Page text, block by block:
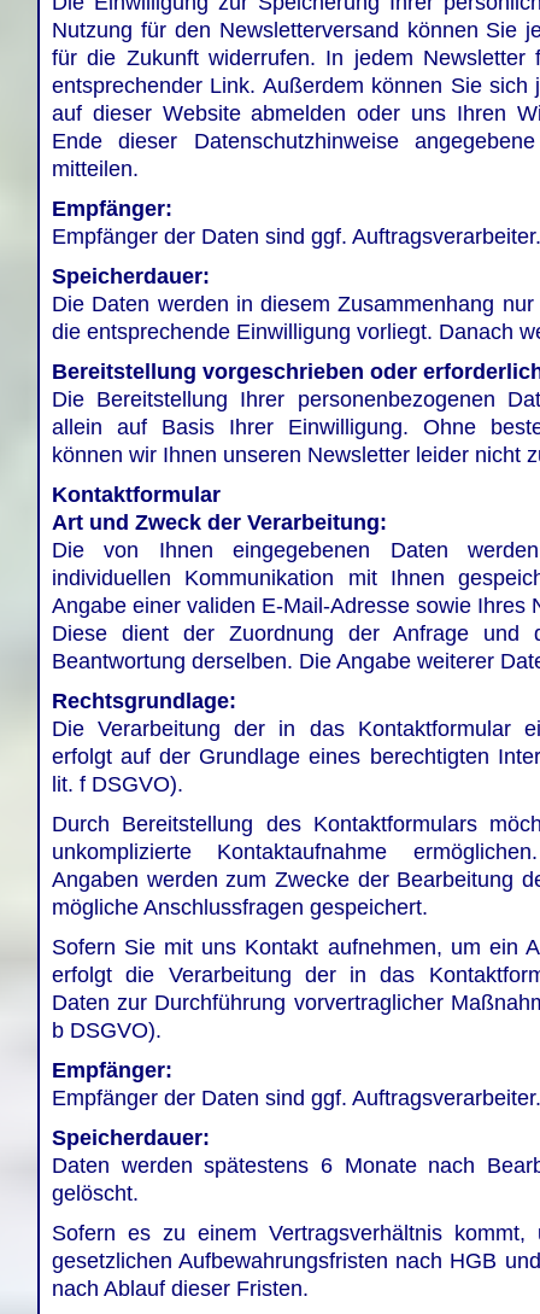
Nutzung für den Newsletterversand können Sie
für die Zukunft widerrufen. In jedem Newsletter
entsprechender Link. Außerdem können Sie sich
auf dieser Website abmelden oder uns Ihren
Ende dieser Datenschutzhinweise
mitteilen.
Empfänger:
Empfänger der Daten sind ggf. Auftragsverarbeiter.
Speicherdauer:
Die Daten werden in diesem Zusammenhang
die entsprechende Einwilligung vorliegt. Danach
Bereitstellung vorgeschrieben oder
Die Bereitstellung Ihrer personenbezogenen
allein auf Basis Ihrer Einwilligung. Ohne
können wir Ihnen unseren Newsletter leider nicht
Kontaktformular
Art und Zweck der Verarbeitung:
Die von Ihnen eingegebenen Daten
individuellen Kommunikation mit Ihnen
Angabe einer validen E-Mail-Adresse sowie Ihres
Diese dient der Zuordnung der Anfrage und
Beantwortung derselben. Die Angabe weiterer
Rechtsgrundlage:
Die Verarbeitung der in das Kontaktformular
erfolgt auf der Grundlage eines berechtigten
lit. f DSGVO).
Durch Bereitstellung des Kontaktformulars
unkomplizierte Kontaktaufnahme
Angaben werden zum Zwecke der Bearbeitung
mögliche Anschlussfragen gespeichert.
Sofern Sie mit uns Kontakt aufnehmen, um ein
erfolgt die Verarbeitung der in das
Daten zur Durchführung vorvertraglicher
b DSGVO).
Empfänger:
Empfänger der Daten sind ggf. Auftragsverarbeiter.
Speicherdauer:
Daten werden spätestens 6 Monate nach
gelöscht.
Sofern es zu einem Vertragsverhältnis kommt,
gesetzlichen Aufbewahrungsfristen nach HGB
nach Ablauf dieser Fristen.